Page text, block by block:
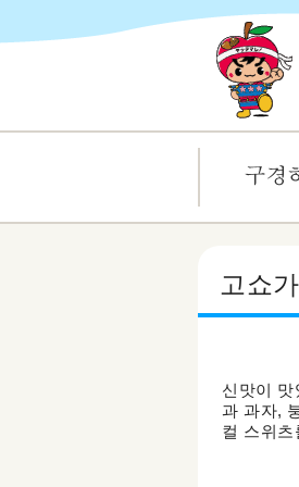
고쇼
신맛이
과 과자,
컬 스위츠